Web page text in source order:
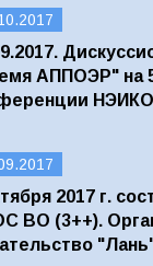
АППОЭР" на
2017 г.
ВО (3++).